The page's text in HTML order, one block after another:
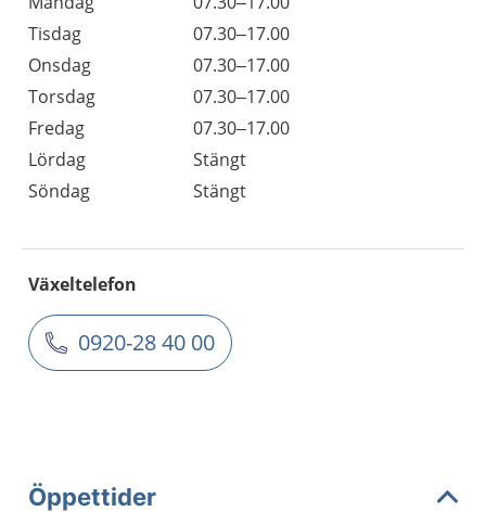
Tisdag
07.30–17.00
Onsdag
07.30–17.00
Torsdag
07.30–17.00
Fredag
07.30–17.00
Lördag
Stängt
Söndag
Stängt
Växeltelefon
0920-28 40 00
Öppettider